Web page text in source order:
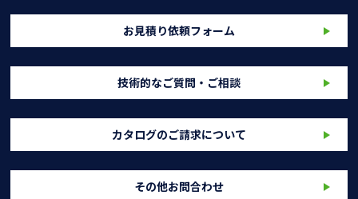
お見積り依頼フォーム
技術的なご質問・ご相談
カタログのご請求について
その他お問合わせ